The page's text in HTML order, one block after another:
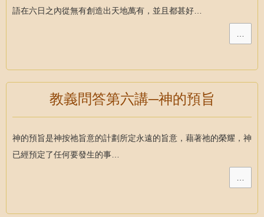
語在六日之內從無有創造出天地萬有，並且都甚好…
…
教義問答第六講─神的預旨
神的預旨是神按祂旨意的計劃所定永遠的旨意，藉著祂的榮耀，神
已經預定了任何要發生的事…
…